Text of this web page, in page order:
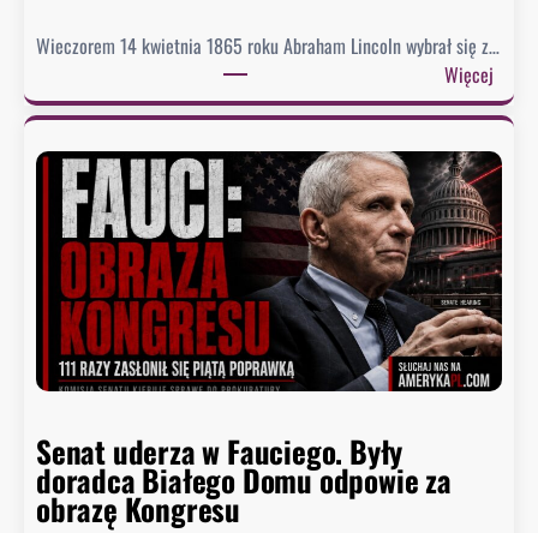
n
ę
ł
o
n
a
j
n
i
ż
s
Wieczorem 14 kwietnia 1865 roku Abraham Lincoln wybrał się z…
Więcej:
C
p
e
z
y
d
e
n
t
Senat uderza w Fauciego. Były
doradca Białego Domu odpowie za
obrazę Kongresu